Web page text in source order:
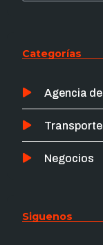
Categorías
Agencia
Negocios
Siguenos